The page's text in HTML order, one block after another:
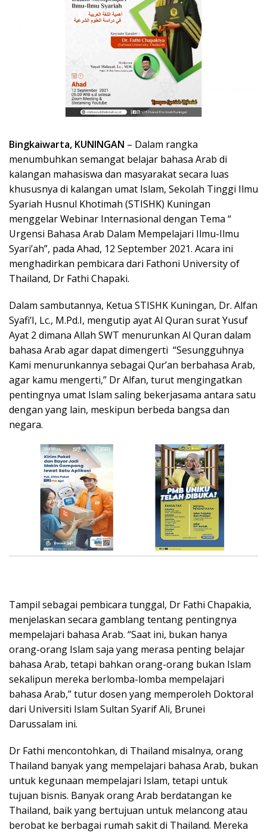
Bingkaiwarta, KUNINGAN – Dalam rangka
menumbuhkan semangat belajar bahasa Arab di
kalangan mahasiswa dan masyarakat secara luas
khususnya di kalangan umat Islam, Sekolah Tinggi Ilmu
Syariah Husnul Khotimah (STISHK) Kuningan
menggelar Webinar Internasional dengan Tema “
Urgensi Bahasa Arab Dalam Mempelajari Ilmu-Ilmu
Syari’ah”, pada Ahad, 12 September 2021. Acara ini
menghadirkan pembicara dari Fathoni University of
Thailand, Dr Fathi Chapaki.
Dalam sambutannya, Ketua STISHK Kuningan, Dr. Alfan
Syafi’I, Lc., M.Pd.I, mengutip ayat Al Quran surat Yusuf
Ayat 2 dimana Allah SWT menurunkan Al Quran dalam
bahasa Arab agar dapat dimengerti “Sesungguhnya
Kami menurunkannya sebagai Qur’an berbahasa Arab,
agar kamu mengerti,” Dr Alfan, turut mengingatkan
pentingnya umat Islam saling bekerjasama antara satu
dengan yang lain, meskipun berbeda bangsa dan
negara.
Tampil sebagai pembicara tunggal, Dr Fathi Chapakia,
menjelaskan secara gamblang tentang pentingnya
mempelajari bahasa Arab. “Saat ini, bukan hanya
orang-orang Islam saja yang merasa penting belajar
bahasa Arab, tetapi bahkan orang-orang bukan Islam
sekalipun mereka berlomba-lomba mempelajari
bahasa Arab,” tutur dosen yang memperoleh Doktoral
dari Universiti Islam Sultan Syarif Ali, Brunei
Darussalam ini.
Dr Fathi mencontohkan, di Thailand misalnya, orang
Thailand banyak yang mempelajari bahasa Arab, bukan
untuk kegunaan mempelajari Islam, tetapi untuk
tujuan bisnis. Banyak orang Arab berdatangan ke
Thailand, baik yang bertujuan untuk melancong atau
berobat ke berbagai rumah sakit di Thailand. Mereka